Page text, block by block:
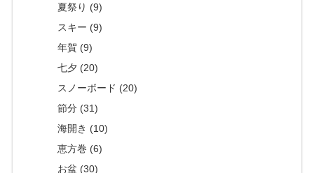
夏祭り (9)
スキー (9)
年賀 (9)
七夕 (20)
スノーボード (20)
節分 (31)
海開き (10)
恵方巻 (6)
お盆 (30)